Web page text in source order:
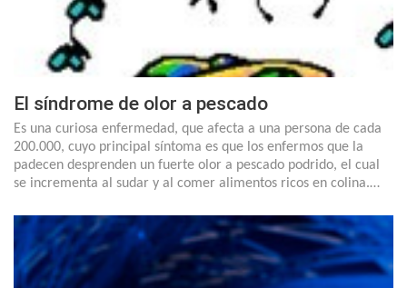
El síndrome de olor a pescado
Es una curiosa enfermedad, que afecta a una persona de cada
200.000, cuyo principal síntoma es que los enfermos que la
padecen desprenden un fuerte olor a pescado podrido, el cual
se incrementa al sudar y al comer alimentos ricos en colina.…